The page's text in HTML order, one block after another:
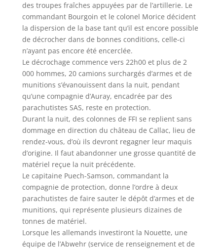
des troupes fraîches appuyées par de l’artillerie. Le
commandant Bourgoin et le colonel Morice décident
la dispersion de la base tant qu’il est encore possible
de décrocher dans de bonnes conditions, celle-ci
n’ayant pas encore été encerclée.
Le décrochage commence vers 22h00 et plus de 2
000 hommes, 20 camions surchargés d’armes et de
munitions s’évanouissent dans la nuit, pendant
qu’une compagnie d’Auray, encadrée par des
parachutistes SAS, reste en protection.
Durant la nuit, des colonnes de FFI se replient sans
dommage en direction du château de Callac, lieu de
rendez-vous, d’où ils devront regagner leur maquis
d’origine. Il faut abandonner une grosse quantité de
matériel reçue la nuit précédente.
Le capitaine Puech-Samson, commandant la
compagnie de protection, donne l’ordre à deux
parachutistes de faire sauter le dépôt d’armes et de
munitions, qui représente plusieurs dizaines de
tonnes de matériel.
Lorsque les allemands investiront la Nouette, une
équipe de l’Abwehr (service de renseignement et de